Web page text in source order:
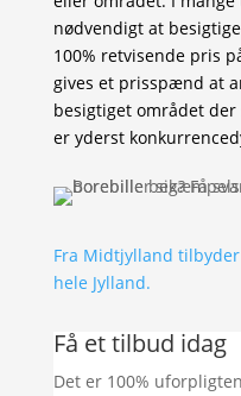
nødvendigt at
100% retvisende pris
gives et prisspænd at
besigtiget området der
er yderst
Fra Midtjylland
hele Jylland.
Få et tilbud idag
Det er 100%